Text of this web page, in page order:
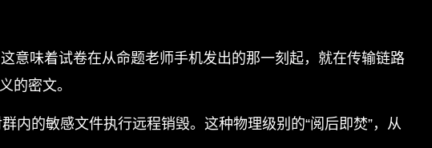
意味着试卷在从命题老师手机发出的那一刻起，就在传输链路
的密文。
内的敏感文件执行远程销毁。这种物理级别的“阅后即焚”，从